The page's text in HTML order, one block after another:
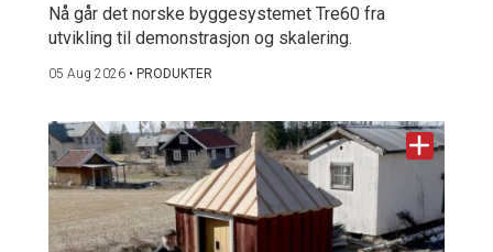
Nå går det norske byggesystemet Tre60 fra
utvikling til demonstrasjon og skalering.
05 Aug 2026 • PRODUKTER